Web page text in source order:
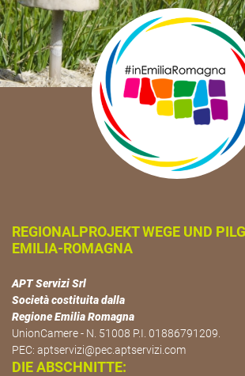
REGIONALPROJEKT WEGE UND
EMILIA-ROMAGNA
APT Servizi Srl
Società costituita dalla
Regione Emilia Romagna
UnionCamere - N. 51008 P.I. 01886791209.
PEC: aptservizi@pec.aptservizi.com
DIE ABSCHNITTE: